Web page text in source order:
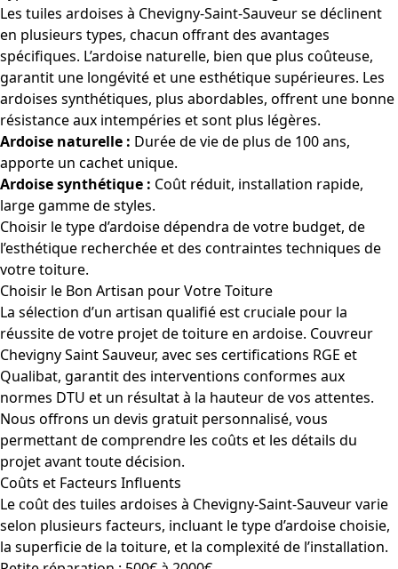
Les tuiles ardoises à Chevigny-Saint-Sauveur se déclinent
en plusieurs types, chacun offrant des avantages
spécifiques. L’ardoise naturelle, bien que plus coûteuse,
garantit une longévité et une esthétique supérieures. Les
ardoises synthétiques, plus abordables, offrent une bonne
résistance aux intempéries et sont plus légères.
Ardoise naturelle : Durée de vie de plus de 100 ans,
apporte un cachet unique.
Ardoise synthétique : Coût réduit, installation rapide,
large gamme de styles.
Choisir le type d’ardoise dépendra de votre budget, de
l’esthétique recherchée et des contraintes techniques de
votre toiture.
Choisir le Bon Artisan pour Votre Toiture
La sélection d’un artisan qualifié est cruciale pour la
réussite de votre projet de toiture en ardoise. Couvreur
Chevigny Saint Sauveur, avec ses certifications RGE et
Qualibat, garantit des interventions conformes aux
normes DTU et un résultat à la hauteur de vos attentes.
Nous offrons un devis gratuit personnalisé, vous
permettant de comprendre les coûts et les détails du
projet avant toute décision.
Coûts et Facteurs Influents
Le coût des tuiles ardoises à Chevigny-Saint-Sauveur varie
selon plusieurs facteurs, incluant le type d’ardoise choisie,
la superficie de la toiture, et la complexité de l’installation.